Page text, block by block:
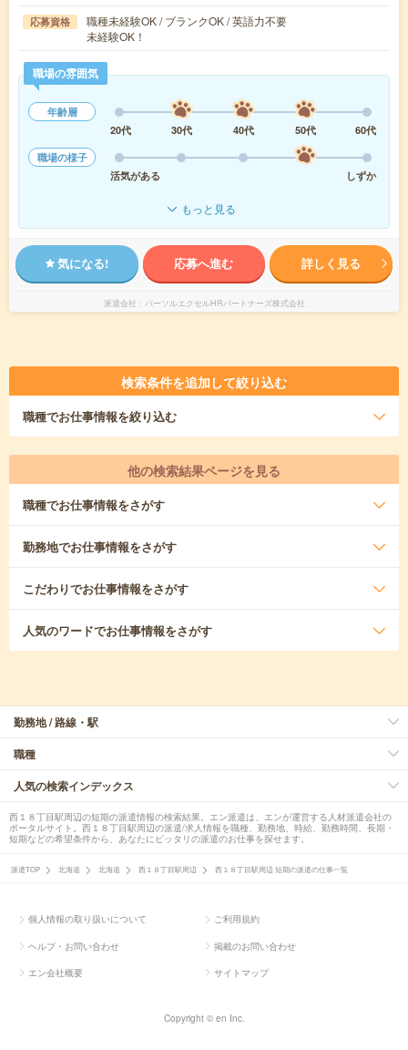
応募資格
職種未経験OK / ブランクOK / 英語力不要
未経験OK！
職場の雰囲気
年齢層
20代
30代 40代 50代
60代
職場の様子
活気がある
しずか
もっと見る
気になる! 応募へ進む 詳しく見る
派遣会社 パーソルエクセルHRパートナーズ株式会社
検索条件を追加して絞り込む
職種でお仕事情報を絞り込む
他の検索結果ページを見る
職種でお仕事情報をさがす
勤務地でお仕事情報をさがす
こだわりでお仕事情報をさがす
人気のワードでお仕事情報をさがす
勤務地 / 路線・駅
職種
人気の検索インデックス
西１８丁目駅周辺の短期の派遣情報の検索結果。エン派遣は、エンが運営する人材派遣会社の
ポータルサイト。西１８丁目駅周辺の派遣/求人情報を職種、勤務地、時給、勤務時間、長期・
短期などの希望条件から、あなたにピッタリの派遣のお仕事を探せます。
派遣TOP 北海道 北海道 西１８丁目駅周辺 西１８丁目駅周辺 短期の派遣の仕事一覧
個人情報の取り扱いについて ご利用規約
ヘルプ・お問い合わせ 掲載のお問い合わせ
エン会社概要 サイトマップ
Copyright © en Inc.